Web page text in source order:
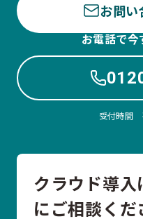
お問い
お電話で
受付時間
クラウド導
にご相談くだ